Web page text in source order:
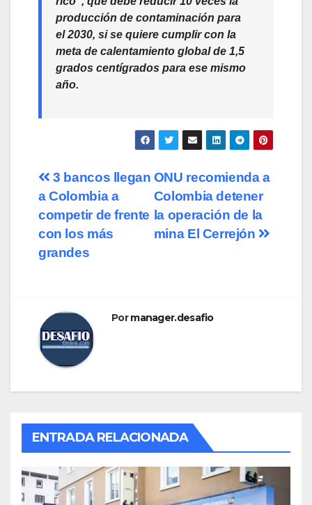
producción de contaminación para
el 2030, si se quiere cumplir con la
meta de calentamiento global de 1,5
grados centígrados para ese mismo
año.
Navegación
de
entradas
ONU recomienda a
Colombia detener
la operación de la
mina El Cerrejón
3 bancos llegan
a Colombia a
competir de frente
con los más
grandes
Pormanager.desafio
ENTRADA RELACIONADA